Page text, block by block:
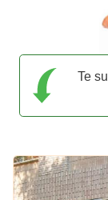
Te